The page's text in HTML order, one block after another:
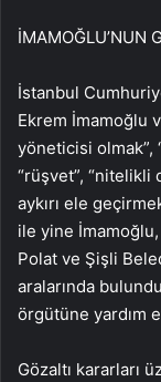
İMAMOĞLU’NUN
İstanbul
Ekrem İmamoğlu
yöneticisi olmak”,
“rüşvet”, “nitelikli
aykırı ele
ile yine İmamoğlu,
Polat ve Şişli
aralarında
örgütüne yardım
Gözaltı kararları